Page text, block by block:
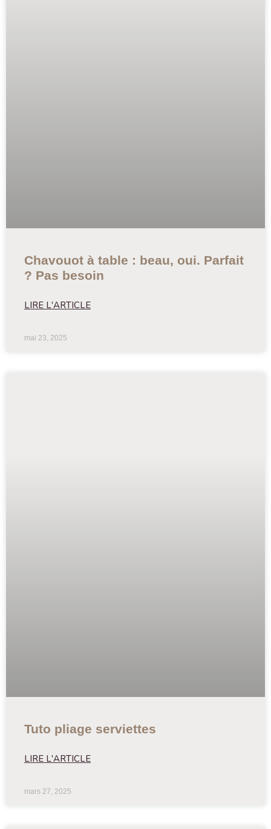
Chavouot à table : beau, oui. Parfait
? Pas besoin
LIRE L'ARTICLE
mai 23, 2025
Tuto pliage serviettes
LIRE L'ARTICLE
mars 27, 2025